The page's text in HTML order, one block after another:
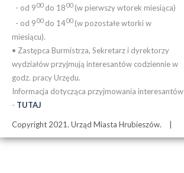
- od 900do 1800(w pierwszy wtorek miesiąca)
- od 900do 1400(w pozostałe wtorki w
miesiącu).
• Zastępca Burmistrza, Sekretarz i dyrektorzy
wydziałów przyjmują interesantów codziennie w
godz. pracy Urzędu.
Informacja dotycząca przyjmowania interesantów
- TUTAJ
Copyright 2021. Urząd Miasta Hrubieszów.